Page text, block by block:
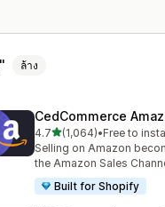
ล้าง
CedCommerce
4.7เต็ม 5 ดาว
(1,064)
ทั้งหมด 1064 รีวิว
•Free to
Selling on Amazon
the Amazon Sales
Built for Shopify